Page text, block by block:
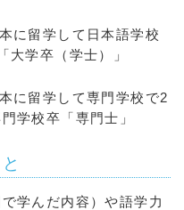
に留学して日本語学校
学卒（学士）」
に留学して専門学校で2
学校卒「専門士」
学んだ内容）や語学力